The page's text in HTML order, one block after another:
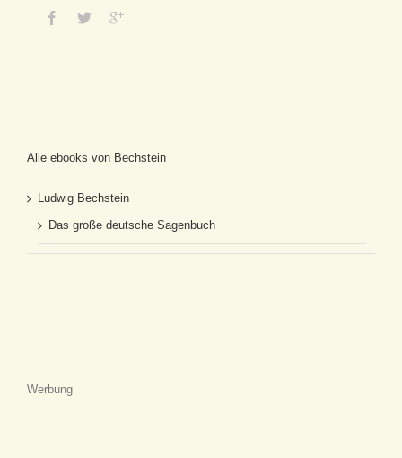
Alle ebooks von Bechstein
Ludwig Bechstein
Das große deutsche Sagenbuch
Werbung